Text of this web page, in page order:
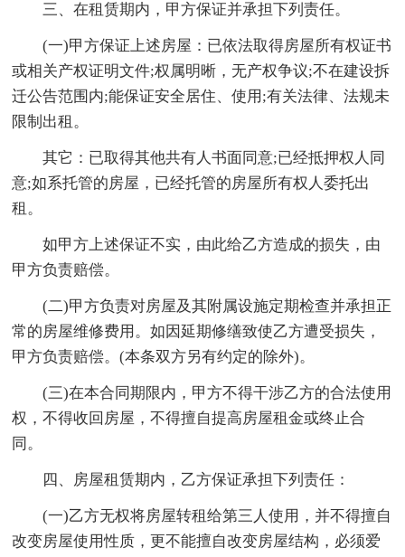
三、在租赁期内，甲方保证并承担下列责任。
(一)甲方保证上述房屋：已依法取得房屋所有权证书
或相关产权证明文件;权属明晰，无产权争议;不在建设拆
迁公告范围内;能保证安全居住、使用;有关法律、法规未
限制出租。
其它：已取得其他共有人书面同意;已经抵押权人同
意;如系托管的房屋，已经托管的房屋所有权人委托出
租。
如甲方上述保证不实，由此给乙方造成的损失，由
甲方负责赔偿。
(二)甲方负责对房屋及其附属设施定期检查并承担正
常的房屋维修费用。如因延期修缮致使乙方遭受损失，
甲方负责赔偿。(本条双方另有约定的除外)。
(三)在本合同期限内，甲方不得干涉乙方的合法使用
权，不得收回房屋，不得擅自提高房屋租金或终止合
同。
四、房屋租赁期内，乙方保证承担下列责任：
(一)乙方无权将房屋转租给第三人使用，并不得擅自
改变房屋使用性质，更不能擅自改变房屋结构，必须爱